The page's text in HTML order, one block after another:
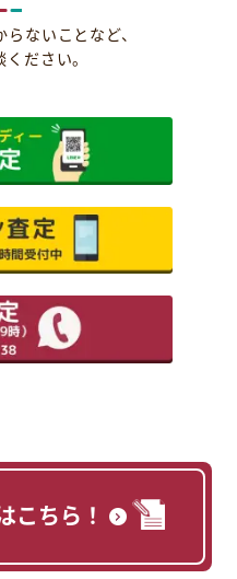
ないことなど、
ださい。
こちら！